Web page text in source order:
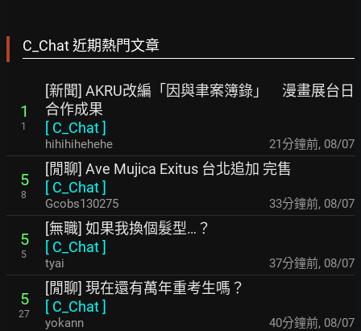
C_Chat 近期熱門文章
1
1
[新聞] AKRU改編「因與聿案簿錄」 漫畫展台日
合作成果
[ C_Chat]
hihihihehehe 21分鐘前, 08/07
5
8
[閒聊] Ave Mujica Exitus 台北追加 完售
[ C_Chat]
Gcobs130275 33分鐘前, 08/07
5
5
[無職] 如果我換個髮型…？
[ C_Chat]
tyai 37分鐘前, 08/07
5
27
[閒聊] 現在還有萬年重考生嗎？
[ C_Chat]
yokann 40分鐘前, 08/07